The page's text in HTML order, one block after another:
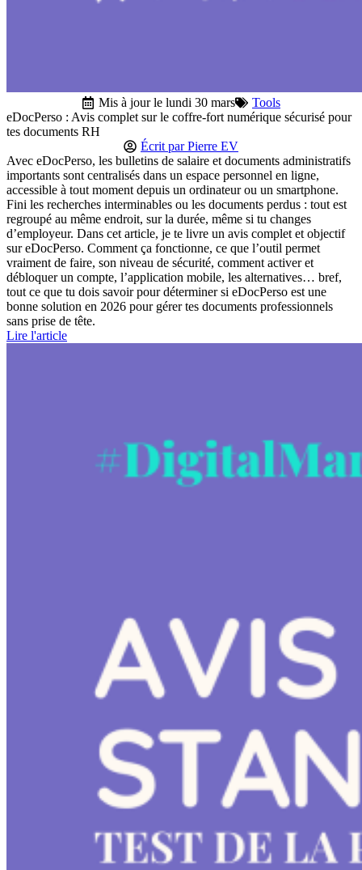
Mis à jour le lundi 30 mars
Tools
eDocPerso : Avis complet sur le coffre-fort numérique sécurisé pour
tes documents RH
Écrit parPierre EV
Avec eDocPerso, les bulletins de salaire et documents administratifs
importants sont centralisés dans un espace personnel en ligne,
accessible à tout moment depuis un ordinateur ou un smartphone.
Fini les recherches interminables ou les documents perdus : tout est
regroupé au même endroit, sur la durée, même si tu changes
d’employeur. Dans cet article, je te livre un avis complet et objectif
sur eDocPerso. Comment ça fonctionne, ce que l’outil permet
vraiment de faire, son niveau de sécurité, comment activer et
débloquer un compte, l’application mobile, les alternatives… bref,
tout ce que tu dois savoir pour déterminer si eDocPerso est une
bonne solution en 2026 pour gérer tes documents professionnels
sans prise de tête.
Lire l'article